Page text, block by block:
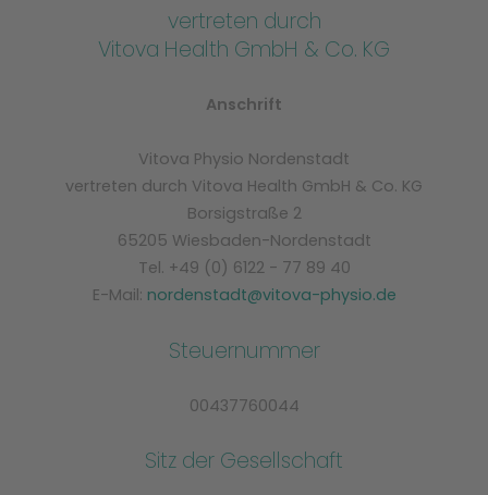
vertreten durch
Vitova Health GmbH & Co. KG
Anschrift
Vitova Physio Nordenstadt
vertreten durch Vitova Health GmbH & Co. KG
Borsigstraße 2
65205 Wiesbaden-Nordenstadt
Tel. +49 (0) 6122 - 77 89 40
E-Mail: nordenstadt@vitova-physio.de
Steuernummer
00437760044
Sitz der Gesellschaft